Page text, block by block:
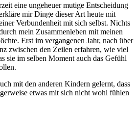
eine ungeheuer mutige Entscheidung
mir Dinge dieser Art heute mit
Verbundenheit mit sich selbst. Nichts
mein Zusammenleben mit meinen
Erst im vergangenen Jahr, nach über
zwischen den Zeilen erfahren, wie viel
sie im selben Moment auch das Gefühl
mit den anderen Kindern gelernt, dass
etwas mit sich nicht wohl fühlen